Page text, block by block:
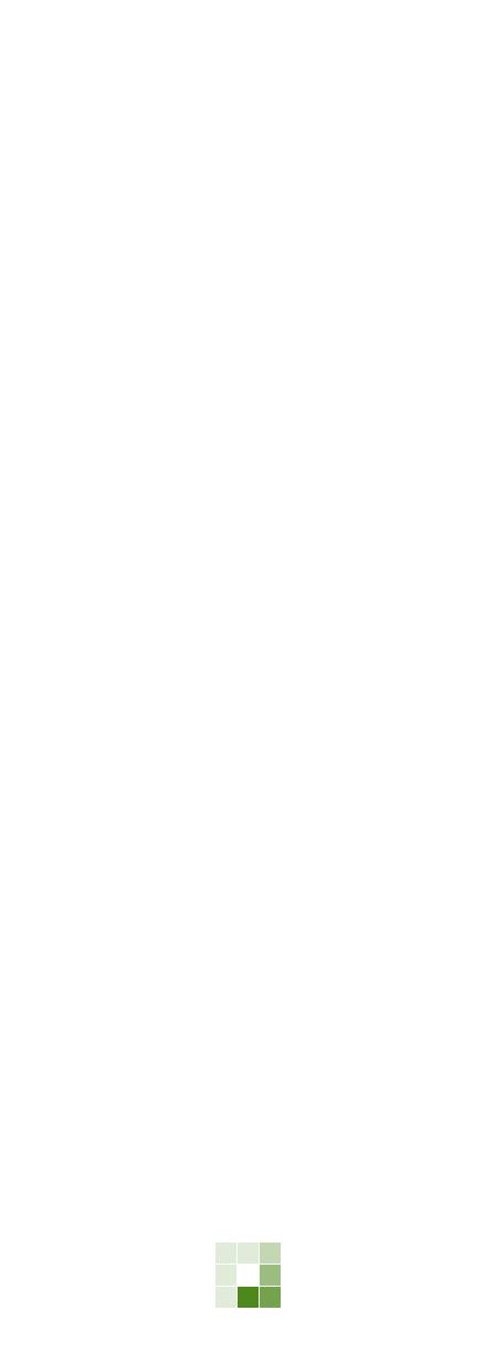
gola u mreži Dinama
Transfer koji bi mogao da uzdrma Superligu: